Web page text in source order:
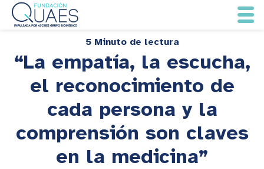
5 Minuto de lectura
“La empatía, la escucha,
el reconocimiento de
cada persona y la
comprensión son claves
en la medicina”